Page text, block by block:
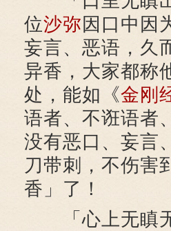
位沙弥 因口中因
妄言、恶语，久
异香，大家都称
处，能如《金刚
语者、不诳语者
没有恶口、妄言
刀带刺，不伤害
香」了！
「心上无瞋无